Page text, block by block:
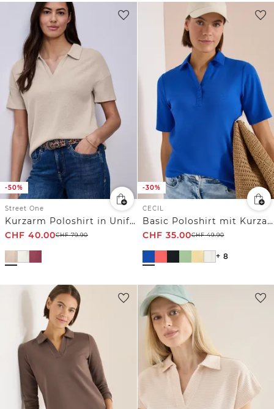
-50%
Street One
Kurzarm Poloshirt in Unifarbe
CHF 40.00CHF79.90
-30%
CECIL
Basic Poloshirt mit Kurzarm
CHF 35.00CHF49.90
+ 8